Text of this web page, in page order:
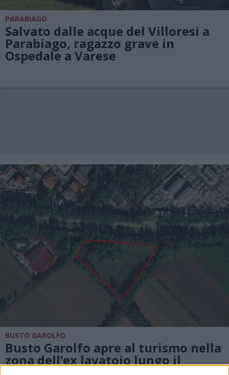
PARABIAGO
Salvato dalle acque del Villoresi a
Parabiago, ragazzo grave in
Ospedale a Varese
BUSTO GAROLFO
Busto Garolfo apre al turismo nella
zona dell’ex lavatoio lungo il